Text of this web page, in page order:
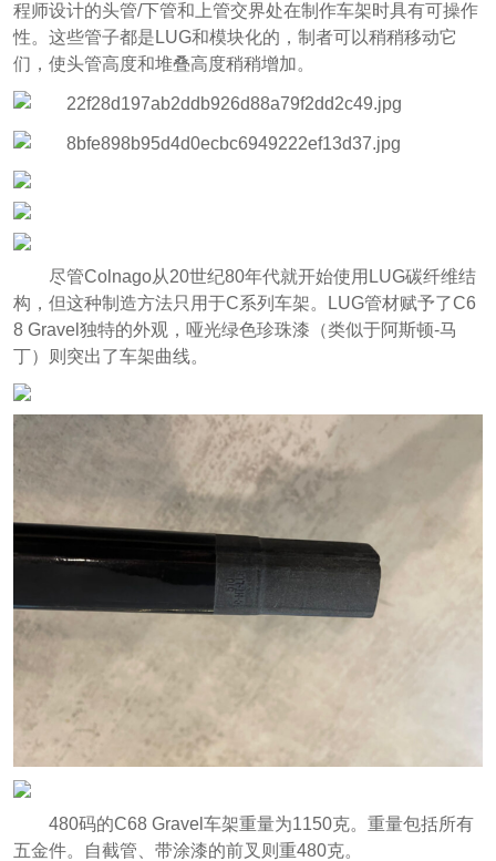
程师设计的头管/下管和上管交界处在制作车架时具有可操作
性。这些管子都是LUG和模块化的，制者可以稍稍移动它
们，使头管高度和堆叠高度稍稍增加。
尽管Colnago从20世纪80年代就开始使用LUG碳纤维结
构，但这种制造方法只用于C系列车架。LUG管材赋予了C6
8 Gravel独特的外观，哑光绿色珍珠漆（类似于阿斯顿-马
丁）则突出了车架曲线。
480码的C68 Gravel车架重量为1150克。重量包括所有
五金件。自截管、带涂漆的前叉则重480克。